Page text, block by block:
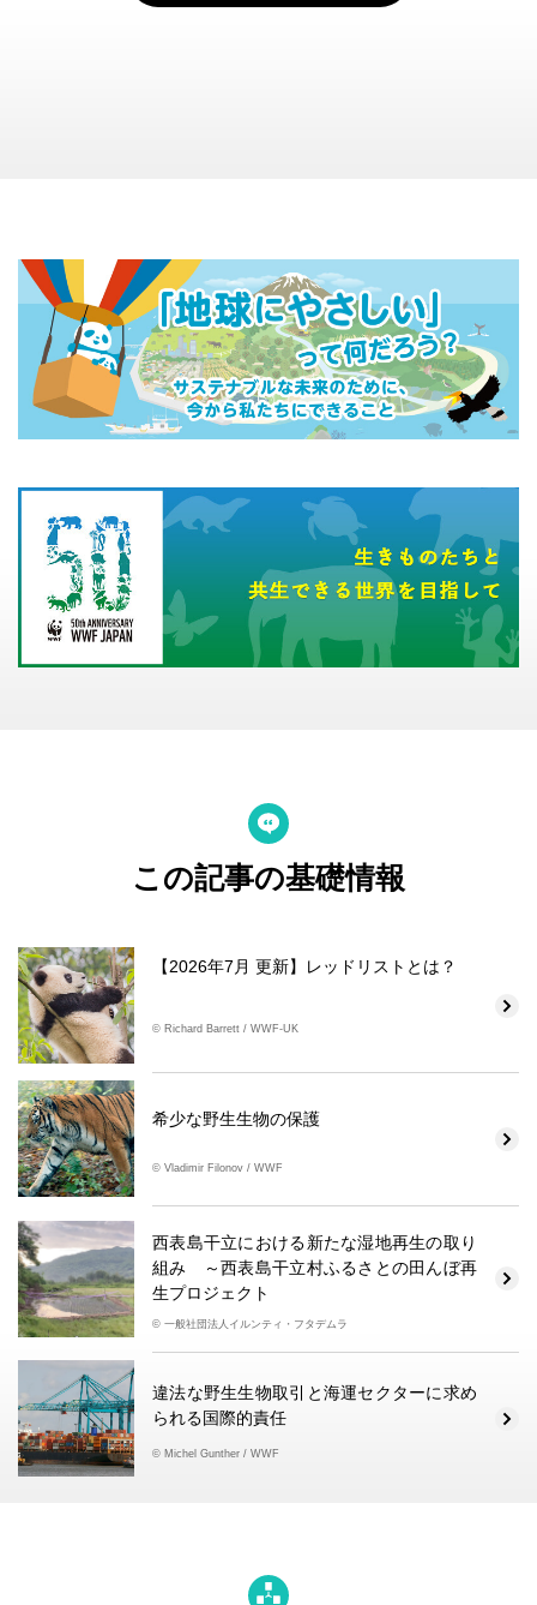
この記事の基礎情報
【2026年7月 更新】レッドリストとは？
© Richard Barrett / WWF-UK
希少な野生生物の保護
© Vladimir Filonov / WWF
西表島干立における新たな湿地再生の取り
組み ～西表島干立村ふるさとの田んぼ再
生プロジェクト
© 一般社団法人イルンティ・フタデムラ
違法な野生生物取引と海運セクターに求め
られる国際的責任
© Michel Gunther / WWF